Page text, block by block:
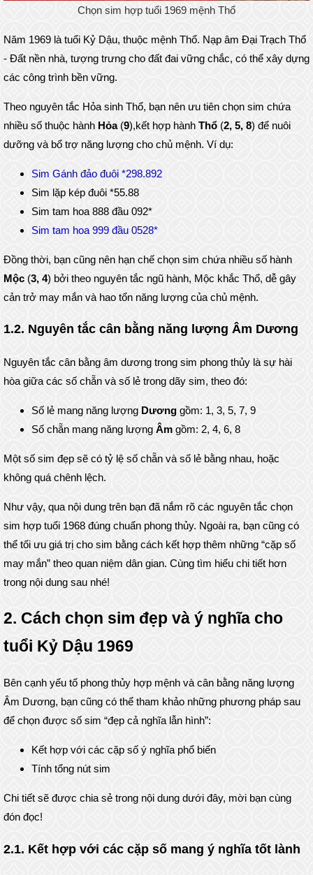
Chọn sim hợp tuổi 1969 mệnh Thổ
Năm 1969 là tuổi Kỷ Dậu, thuộc mệnh Thổ. Nạp âm Đại Trạch Thổ
- Đất nền nhà, tượng trưng cho đất đai vững chắc, có thể xây dựng
các công trình bền vững.
Theo nguyên tắc Hỏa sinh Thổ, bạn nên ưu tiên chọn sim chứa
nhiều số thuộc hành Hỏa(9),kết hợp hành Thổ (2, 5, 8) để nuôi
dưỡng và bổ trợ năng lượng cho chủ mệnh. Ví dụ:
Sim Gánh đảo đuôi *298.892
Sim lặp kép đuôi *55.88
Sim tam hoa 888 đầu 092*
Sim tam hoa 999 đầu 0528*
Đồng thời, bạn cũng nên hạn chế chọn sim chứa nhiều số hành
Mộc (3, 4) bởi theo nguyên tắc ngũ hành, Mộc khắc Thổ, dễ gây
cản trở may mắn và hao tổn năng lượng của chủ mệnh.
1.2. Nguyên tắc cân bằng năng lượng Âm Dương
Nguyên tắc cân bằng âm dương trong sim phong thủy là sự hài
hòa giữa các số chẵn và số lẻ trong dãy sim, theo đó:
Số lẻ mang năng lượng Dương gồm: 1, 3, 5, 7, 9
Số chẵn mang năng lượng Âm gồm: 2, 4, 6, 8
Một số sim đẹp sẽ có tỷ lệ số chẵn và số lẻ bằng nhau, hoặc
không quá chênh lệch.
Như vậy, qua nội dung trên bạn đã nắm rõ các nguyên tắc chọn
sim hợp tuổi 1968 đúng chuẩn phong thủy. Ngoài ra, bạn cũng có
thể tối ưu giá trị cho sim bằng cách kết hợp thêm những “cặp số
may mắn” theo quan niệm dân gian. Cùng tìm hiểu chi tiết hơn
trong nội dung sau nhé!
2. Cách chọn sim đẹp và ý nghĩa cho
tuổi Kỷ Dậu 1969
Bên cạnh yếu tố phong thủy hợp mệnh và cân bằng năng lượng
Âm Dương, bạn cũng có thể tham khảo những phương pháp sau
để chọn được số sim “đẹp cả nghĩa lẫn hình”:
Kết hợp với các cặp số ý nghĩa phổ biến
Tính tổng nút sim
Chi tiết sẽ được chia sẻ trong nội dung dưới đây, mời bạn cùng
đón đọc!
2.1. Kết hợp với các cặp số mang ý nghĩa tốt lành